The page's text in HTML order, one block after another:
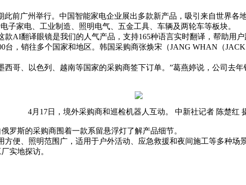
前广州举行。中国智能家电企业展出多款新产品，吸引来自世界各
子家电、工业制造、照明电气、五金工具、车辆及两轮车等板块。
AI翻译眼镜是我们的人气产品，支持165种语言实时翻译，帮助用
台，销往多个国家和地区。韩国采购商张焕宋（JANG WHAN（
哥、以色列、越南等国家的采购商签下订单。”葛燕婷说，公司去
4月17日，境外采购商和巡检机器人互动。 中新社记者 陈楚红
罗斯的采购商围着一款系留悬浮灯了解产品细节。
便、照明范围广，适用于户外活动、应急救援和夜间施工等多种
实地探访。